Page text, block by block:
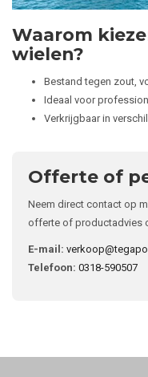
Waarom
wielen?
Bestand tegen zout,
Ideaal voor
Verkrijgbaar in
Offerte of
Neem direct contact op
offerte of productadvies
E-mail:
Telefoon: 0318-590507